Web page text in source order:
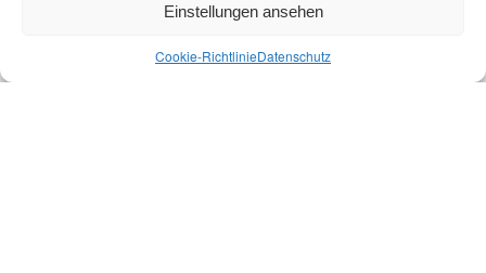
Einstellungen ansehen
Cookie-RichtlinieDatenschutz